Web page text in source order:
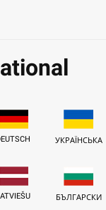
УКРАЇНСЬКА
БЪЛГАРСКИ